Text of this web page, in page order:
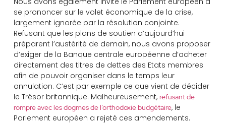
se prononcer sur le volet économique de la crise,
largement ignorée par la résolution conjointe.
Refusant que les plans de soutien d’aujourd’hui
préparent l’austérité de demain, nous avons proposer
d’exiger de la Banque centrale européenne d’acheter
directement des titres de dettes des Etats membres
afin de pouvoir organiser dans le temps leur
annulation. C’est par exemple ce que vient de décider
le Trésor britannique. Malheureusement, refusant de
rompre avec les dogmes de l’orthodoxie budgétaire, le
Parlement européen a rejeté ces amendements.